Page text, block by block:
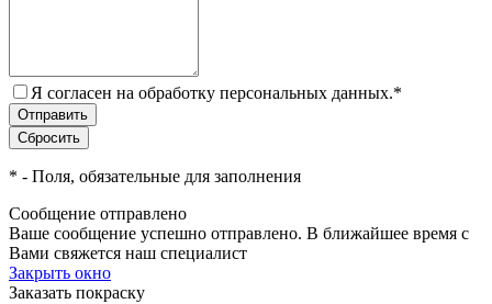
Я согласен на обработку персональных данных.*
* - Поля, обязательные для заполнения
Сообщение отправлено
Ваше сообщение успешно отправлено. В ближайшее время с
Вами свяжется наш специалист
Закрыть окно
Заказать покраску